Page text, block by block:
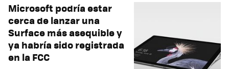
Microsoft podría estar
cerca de lanzar una
Surface más asequible y
ya habría sido registrada
en la FCC